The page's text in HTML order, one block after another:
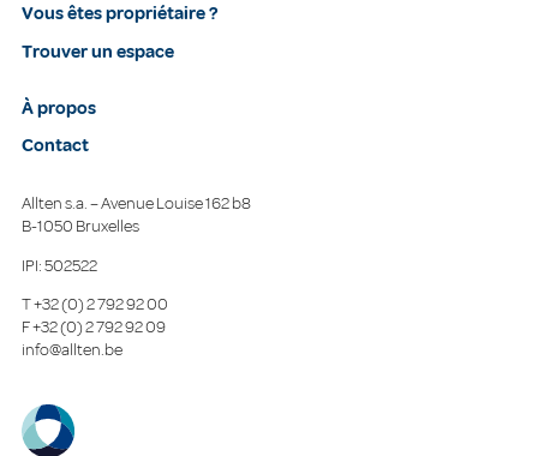
Vous êtes propriétaire ?
Trouver un espace
À propos
Contact
Allten s.a. – Avenue Louise 162 b8
B-1050 Bruxelles
IPI: 502522
T+32 (0) 2 792 92 00
F+32 (0) 2 792 92 09
info@allten.be